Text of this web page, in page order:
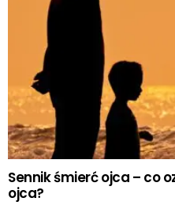
Sennik śmierć ojca – co
ojca?